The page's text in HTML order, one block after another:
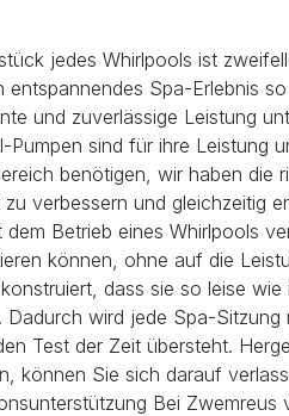
jedes Whirlpools ist
Spa-Erlebnis so
und zuverlässige Leistung
sind für ihre Leistung
benötigen, wir haben die
verbessern und gleichzeitig
Betrieb eines Whirlpools
können, ohne auf die
dass sie so leise wie
wird jede Spa-Sitzung
Test der Zeit übersteht.
können Sie sich darauf
Bei Zwemreus